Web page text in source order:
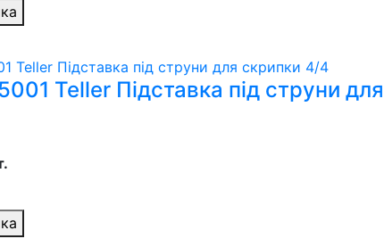
Teller Підставка під струни